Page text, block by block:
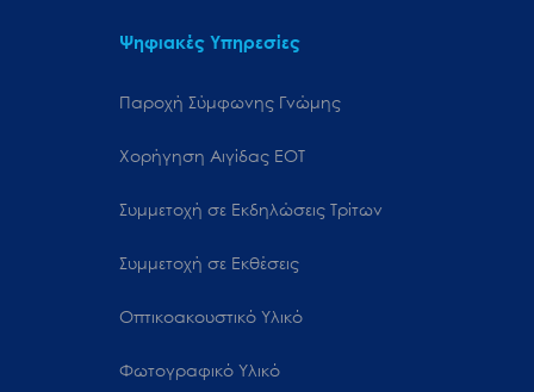
Ψηφιακές Υπηρεσίες
Παροχή Σύμφωνης Γνώμης
Χορήγηση Αιγίδας ΕΟΤ
Συμμετοχή σε Εκδηλώσεις Τρίτων
Συμμετοχή σε Εκθέσεις
Οπτικοακουστικό Υλικό
Φωτογραφικό Υλικό